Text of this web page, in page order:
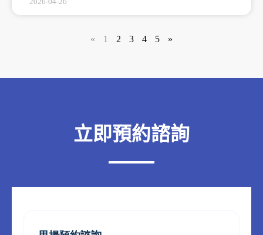
« 1 2 3 4 5 »
立即預約諮詢